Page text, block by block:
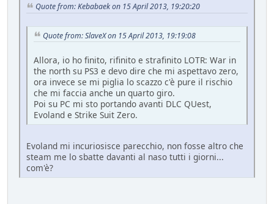
Quote from: Kebabaek on 15 April 2013, 19:20:20
Quote from: SlaveX on 15 April 2013, 19:19:08
Allora, io ho finito, rifinito e strafinito LOTR: War in
the north su PS3 e devo dire che mi aspettavo zero,
ora invece se mi piglia lo scazzo c'è pure il rischio
che mi faccia anche un quarto giro.
Poi su PC mi sto portando avanti DLC QUest,
Evoland e Strike Suit Zero.
Evoland mi incuriosisce parecchio, non fosse altro che
steam me lo sbatte davanti al naso tutti i giorni...
com'è?